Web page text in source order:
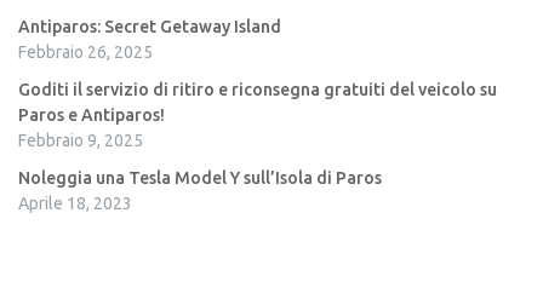
Antiparos: Secret Getaway Island
Febbraio 26, 2025
Goditi il servizio di ritiro e riconsegna gratuiti del veicolo su
Paros e Antiparos!
Febbraio 9, 2025
Noleggia una Tesla Model Y sull’Isola di Paros
Aprile 18, 2023